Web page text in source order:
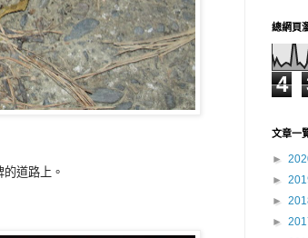
道路上。
總網頁
4
文章一
►
►
►
►